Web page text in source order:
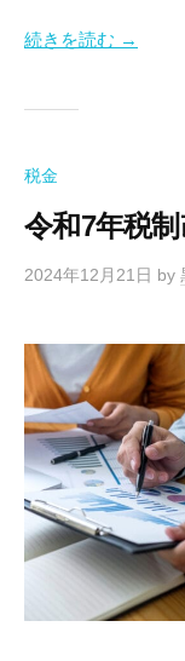
続きを読む →
税金
令和7年税
2024年12月21日 by